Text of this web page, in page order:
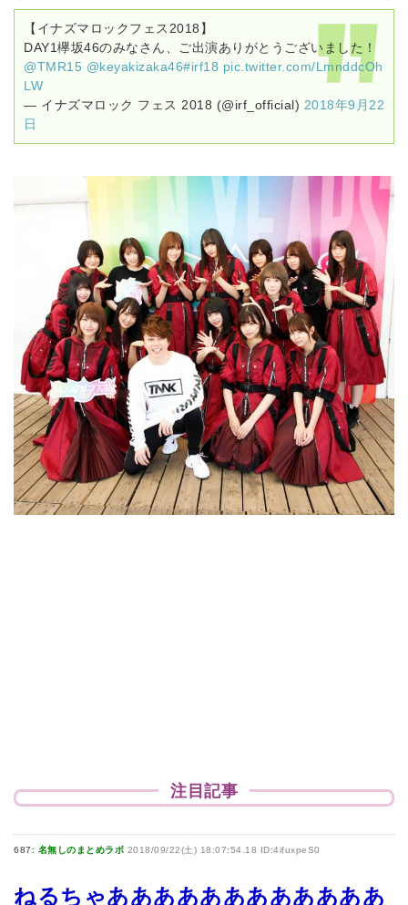
【イナズマロックフェス2018】
DAY1欅坂46のみなさん、ご出演ありがとうございました！
@TMR15 @keyakizaka46#irf18 pic.twitter.com/LmnddcOh
LW
— イナズマロック フェス 2018 (@irf_official) 2018年9月22
日
注目記事
687: 名無しのまとめラボ 2018/09/22(土) 18:07:54.18 ID:4ifuxpeS0
ねるちゃああああああああああああ